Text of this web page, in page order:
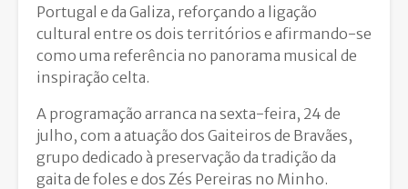
Portugal e da Galiza, reforçando a ligação
cultural entre os dois territórios e afirmando-se
como uma referência no panorama musical de
inspiração celta.
A programação arranca na sexta-feira, 24 de
julho, com a atuação dos Gaiteiros de Bravães,
grupo dedicado à preservação da tradição da
gaita de foles e dos Zés Pereiras no Minho.